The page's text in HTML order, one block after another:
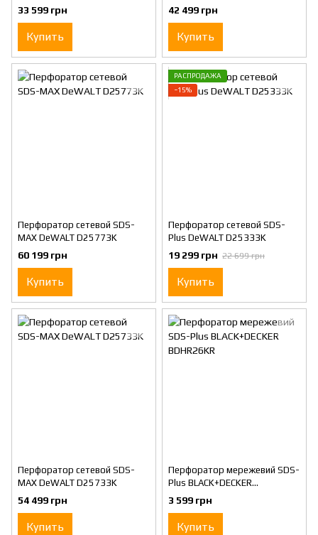
33 599 грн
Купить
42 499 грн
Купить
Перфоратор сетевой SDS-
MAX DeWALT D25773K
60 199 грн
Купить
РАСПРОДАЖА
−15%
Перфоратор сетевой SDS-
Plus DeWALT D25333K
19 299 грн 22 699 грн
Купить
Перфоратор сетевой SDS-
MAX DeWALT D25733K
54 499 грн
Купить
Перфоратор мережевий SDS-
Plus BLACK+DECKER
BDHR26KR
3 599 грн
Купить